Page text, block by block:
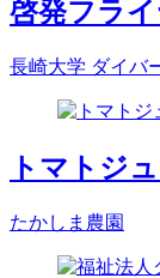
啓発フラ
長崎大学 ダイバ
トマトジ
たかしま農園